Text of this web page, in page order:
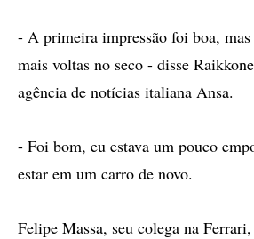
- A primeira impressão foi boa,
mais voltas no seco - disse
agência de notícias italiana Ansa.
- Foi bom, eu estava um pouco
estar em um carro de novo.
Felipe Massa, seu colega na